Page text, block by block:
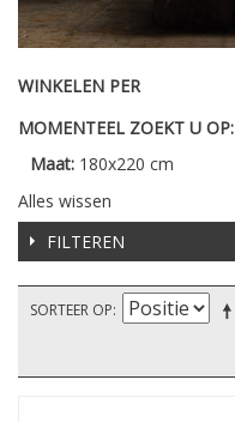
WINKELEN PER
MOMENTEEL ZOEKT U OP:
Maat: 180x220 cm
Alles wissen
FILTEREN
SORTEER OP